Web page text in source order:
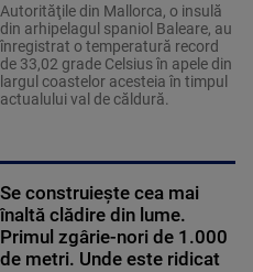
Autorităţile din Mallorca, o insulă
din arhipelagul spaniol Baleare, au
înregistrat o temperatură record
de 33,02 grade Celsius în apele din
largul coastelor acesteia în timpul
actualului val de căldură.
Se construiește cea mai
înaltă clădire din lume.
Primul zgârie-nori de 1.000
de metri. Unde este ridicat